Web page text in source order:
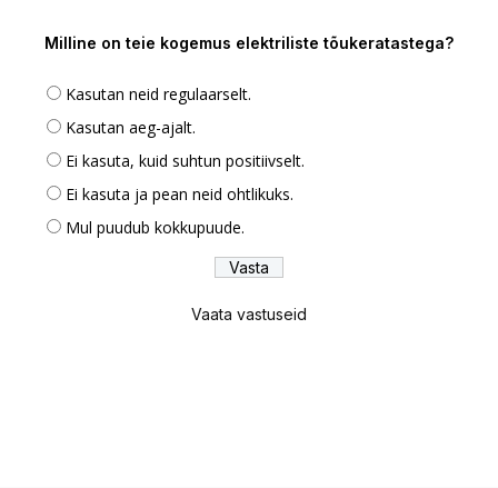
Milline on teie kogemus elektriliste tõukeratastega?
Kasutan neid regulaarselt.
Kasutan aeg-ajalt.
Ei kasuta, kuid suhtun positiivselt.
Ei kasuta ja pean neid ohtlikuks.
Mul puudub kokkupuude.
Vaata vastuseid